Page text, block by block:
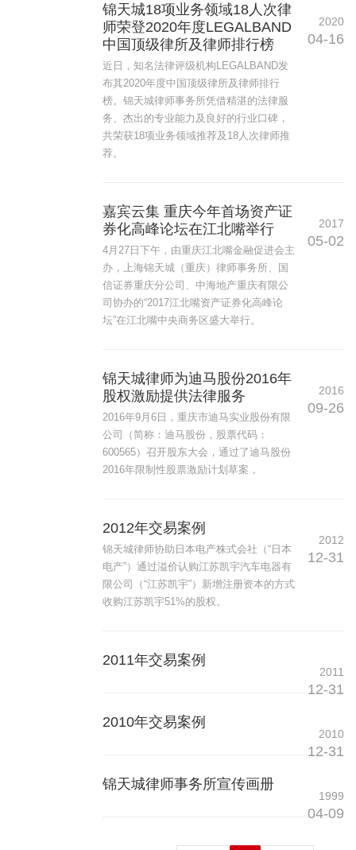
锦天城18项业务领域18人次律
师荣登2020年度LEGALBAND
中国顶级律所及律师排行榜
近日，知名法律评级机构LEGALBAND发
布其2020年度中国顶级律所及律师排行
榜。锦天城律师事务所凭借精湛的法律服
务、杰出的专业能力及良好的行业口碑，
共荣获18项业务领域推荐及18人次律师推
荐。
2020
04-16
嘉宾云集 重庆今年首场资产证
券化高峰论坛在江北嘴举行
4月27日下午，由重庆江北嘴金融促进会主
办，上海锦天城（重庆）律师事务所、国
信证券重庆分公司、中海地产重庆有限公
司协办的“2017江北嘴资产证券化高峰论
坛”在江北嘴中央商务区盛大举行。
2017
05-02
锦天城律师为迪马股份2016年
股权激励提供法律服务
2016年9月6日，重庆市迪马实业股份有限
公司（简称：迪马股份，股票代码：
600565）召开股东大会，通过了迪马股份
2016年限制性股票激励计划草案，
2016
09-26
2012年交易案例
锦天城律师协助日本电产株式会社（“日本
电产”）通过溢价认购江苏凯宇汽车电器有
限公司（“江苏凯宇”）新增注册资本的方式
收购江苏凯宇51%的股权。
2012
12-31
2011年交易案例
2011
12-31
2010年交易案例
2010
12-31
锦天城律师事务所宣传画册
1999
04-09